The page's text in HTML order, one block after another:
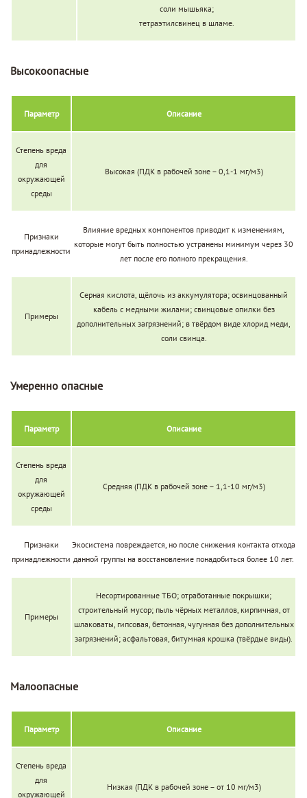
соли мышьяка;
тетраэтилсвинец в шламе.
Высокоопасные
Параметр Описание
Степень вреда
для
окружающей
среды
Высокая (ПДК в рабочей зоне – 0,1-1 мг/м3)
Признаки
принадлежности
Влияние вредных компонентов приводит к изменениям,
которые могут быть полностью устранены минимум через 30
лет после его полного прекращения.
Примеры
Серная кислота, щёлочь из аккумулятора; освинцованный
кабель с медными жилами; свинцовые опилки без
дополнительных загрязнений; в твёрдом виде хлорид меди,
соли свинца.
Умеренно опасные
Параметр Описание
Степень вреда
для
окружающей
среды
Средняя (ПДК в рабочей зоне – 1,1-10 мг/м3)
Признаки
принадлежности
Экосистема повреждается, но после снижения контакта отхода
данной группы на восстановление понадобиться более 10 лет.
Примеры
Несортированные ТБО; отработанные покрышки;
строительный мусор; пыль чёрных металлов, кирпичная, от
шлаковаты, гипсовая, бетонная, чугунная без дополнительных
загрязнений; асфальтовая, битумная крошка (твёрдые виды).
Малоопасные
Параметр Описание
Степень вреда
для
окружающей
Низкая (ПДК в рабочей зоне – от 10 мг/м3)